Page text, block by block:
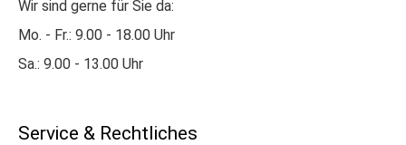
Wir sind gerne für Sie da:
Mo. - Fr.: 9.00 - 18.00 Uhr
Sa.: 9.00 - 13.00 Uhr
Service & Rechtliches